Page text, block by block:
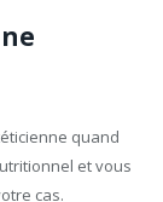
quand
et vous
cas.